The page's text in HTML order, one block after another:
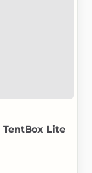
TentBox Lite